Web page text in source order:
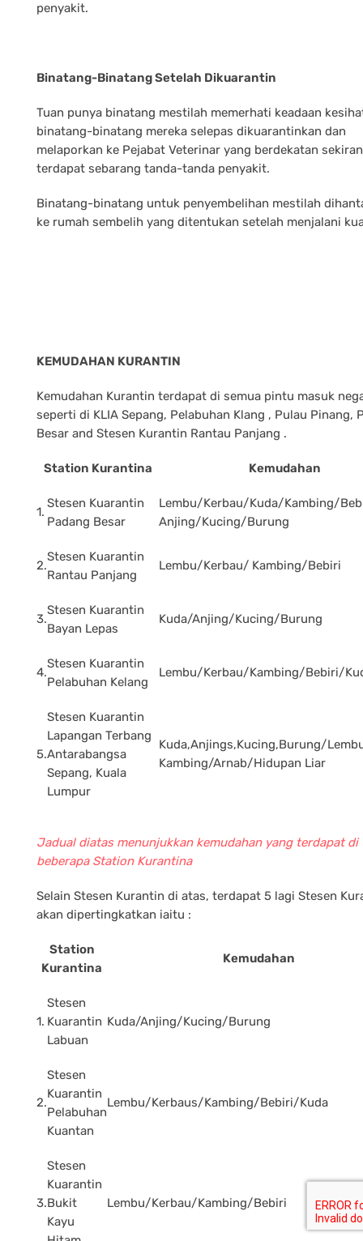
penyakit.
Binatang-Binatang Setelah Dikuarantin
Tuan punya binatang mestilah memerhati keadaan
binatang-binatang mereka selepas dikuarantinkan dan
melaporkan ke Pejabat Veterinar yang berdekatan
terdapat sebarang tanda-tanda penyakit.
Binatang-binatang untuk penyembelihan mestilah
ke rumah sembelih yang ditentukan setelah menjalani
KEMUDAHAN KURANTIN
Kemudahan Kurantin terdapat di semua pintu masuk
seperti di KLIA Sepang, Pelabuhan Klang , Pulau Pinang,
Besar and Stesen Kurantin Rantau Panjang .
Station Kurantina Kemudahan
1.
Stesen Kuarantin
Padang Besar
Lembu/Kerbau/Kuda/Kambing/
Anjing/Kucing/Burung
2.
Stesen Kuarantin
Rantau Panjang
Lembu/Kerbau/ Kambing/Bebiri
3.
Stesen Kuarantin
Bayan Lepas
Kuda/Anjing/Kucing/Burung
4.
Stesen Kuarantin
Pelabuhan Kelang
Lembu/Kerbau/Kambing/Bebiri/
5.
Stesen Kuarantin
Lapangan Terbang
Antarabangsa
Sepang, Kuala
Lumpur
Kuda,Anjings,Kucing,Burung/
Kambing/Arnab/Hidupan Liar
Jadual diatas menunjukkan kemudahan yang terdapat di
beberapa Station Kurantina
Selain Stesen Kurantin di atas, terdapat 5 lagi Stesen
akan dipertingkatkan iaitu :
Station
Kurantina
Kemudahan
1.
Stesen
Kuarantin
Labuan
Kuda/Anjing/Kucing/Burung
2.
Stesen
Kuarantin
Pelabuhan
Kuantan
Lembu/Kerbaus/Kambing/Bebiri/Kuda
3.
Stesen
Kuarantin
Bukit
Kayu
Lembu/Kerbau/Kambing/Bebiri